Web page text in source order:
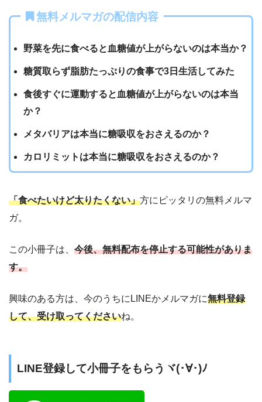
無料メルマガの配信内容
野菜を先に食べると血糖値が上がらないのは本当か？
糖質取らず脂肪たっぷりの食事で3日生活してみた
食後すぐに運動すると血糖値が上がらないのは本当
か？
メタバリアは本当に糖吸収をおさえるのか？
カロリミットは本当に糖吸収をおさえるのか？
「食べたいけど太りたくない」方にピッタリの無料メルマ
ガ。
この小冊子は、 今後、無料配布を停止する可能性がありま
す。
興味のある方は、今のうちにLINEかメルマガに無料登録
して、受け取ってくださいね。
LINE登録して小冊子をもらうヾ(･∀･)ﾉ